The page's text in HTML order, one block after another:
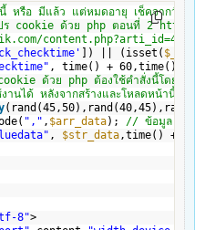
หรือ มีแล้ว แต่หมดอายุ เช็คจากวันที่ข้
ร cookie ด้วย php ตอนที่ 2 https://
content.php?arti_id=445
]) || (isset(
, time() + 60,time() +
ด้วย php ต้องใช้คำสั่งนี้โดยห้าม
านได้ หลังจากสร้างและโหลดหน้านี้ให
"," , $arr_data); // ข้อมูล
, $str_data ,time() +
8">